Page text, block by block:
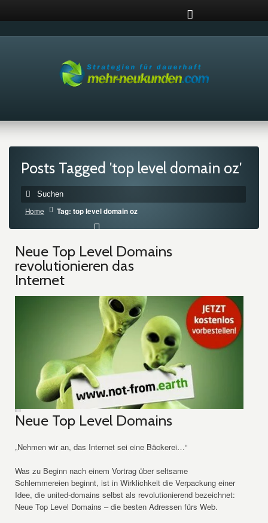
Posts Tagged 'top level domain oz'
Home Tag: top level domain oz
Neue Top Level Domains
revolutionieren das
Internet
Neue Top Level Domains
„Nehmen wir an, das Internet sei eine Bäckerei…“
Was zu Beginn nach einem Vortrag über seltsame
Schlemmereien beginnt, ist in Wirklichkeit die Verpackung einer
Idee, die united-domains selbst als revolutionierend bezeichnet:
Neue Top Level Domains – die besten Adressen fürs Web.